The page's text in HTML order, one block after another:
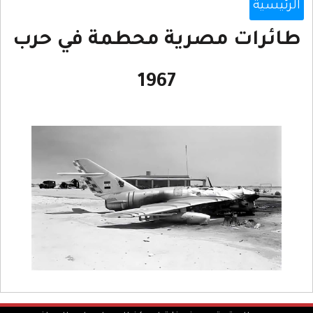
الرئيسية
طائرات مصرية محطمة في حرب
1967